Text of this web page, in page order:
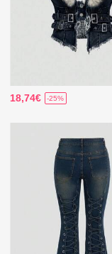
18,74€ -25%